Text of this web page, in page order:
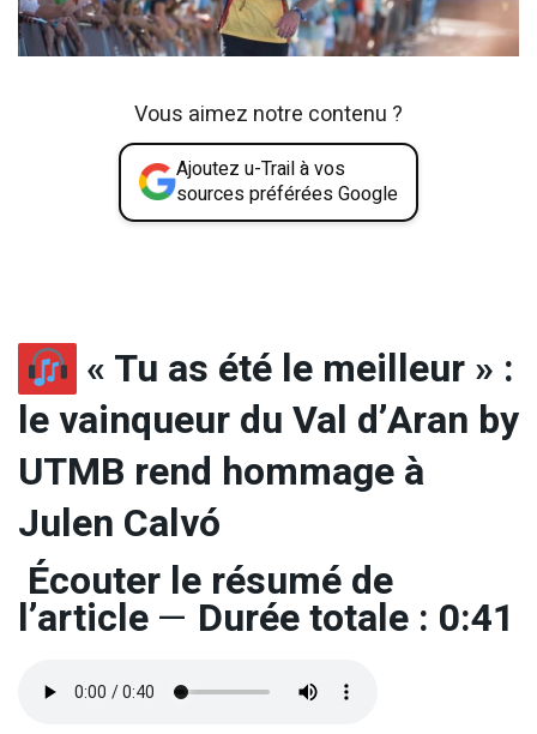
Vous aimez notre contenu ?
Ajoutez u-Trail à vos
sources préférées Google
« Tu as été le meilleur » :
le vainqueur du Val d’Aran by
UTMB rend hommage à
Julen Calvó
Écouter le résumé de
l’article— Durée totale : 0:41